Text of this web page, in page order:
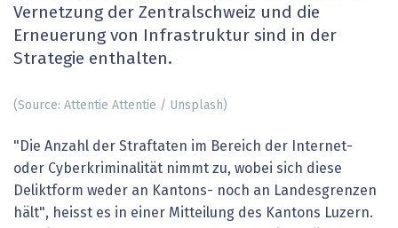
Vernetzung der Zentralschweiz und die
Erneuerung von Infrastruktur sind in der
Strategie enthalten.
(Source: Attentie Attentie / Unsplash)
"Die Anzahl der Straftaten im Bereich der Internet-
oder Cyberkriminalität nimmt zu, wobei sich diese
Deliktform weder an Kantons- noch an Landesgrenzen
hält", heisst es in einer Mitteilung des Kantons Luzern.